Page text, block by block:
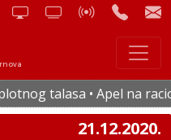
talasa • Apel na
21.12.2020.